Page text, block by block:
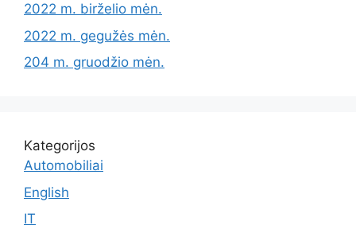
2022 m. birželio mėn.
2022 m. gegužės mėn.
204 m. gruodžio mėn.
Kategorijos
Automobiliai
English
IT